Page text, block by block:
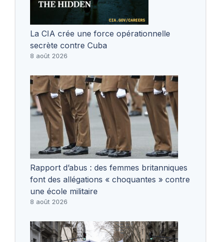
La CIA crée une force opérationnelle
secrète contre Cuba
8 août 2026
Rapport d’abus : des femmes britanniques
font des allégations « choquantes » contre
une école militaire
8 août 2026